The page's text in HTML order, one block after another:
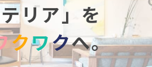
リア」を
クワクへ。